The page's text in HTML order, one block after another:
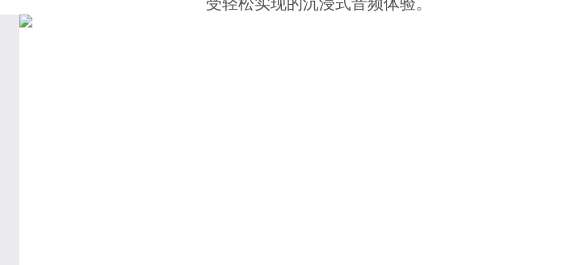
受轻松实现的沉浸式音频体验。